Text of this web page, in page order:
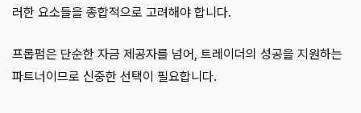
러한 요소들을 종합적으로 고려해야 합니다.
프롭펌은 단순한 자금 제공자를 넘어, 트레이더의 성공을 지원하는
파트너이므로 신중한 선택이 필요합니다.